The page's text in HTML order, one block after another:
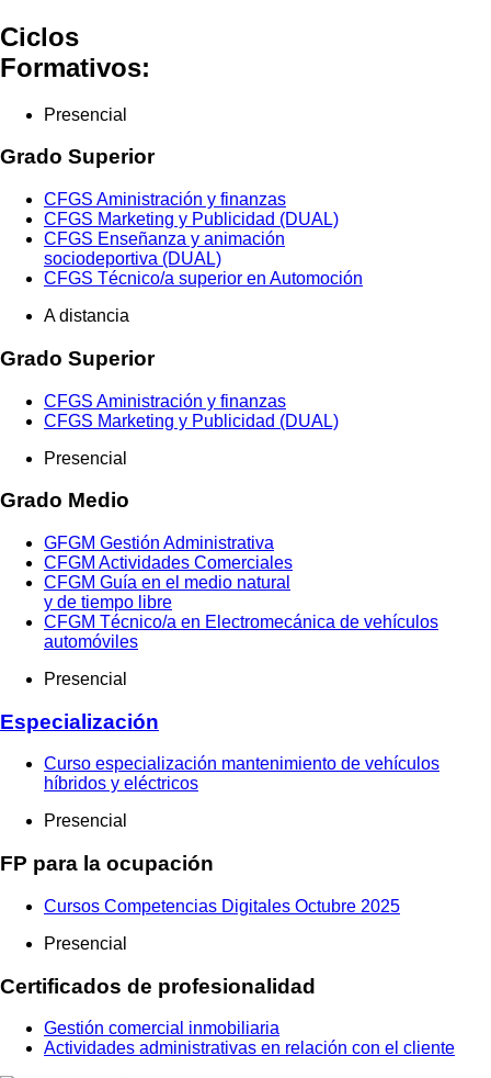
Ciclos
Formativos:
Presencial
Grado Superior
CFGS Aministración y finanzas
CFGS Marketing y Publicidad (DUAL)
CFGS Enseñanza y animación
sociodeportiva (DUAL)
CFGS Técnico/a superior en Automoción
A distancia
Grado Superior
CFGS Aministración y finanzas
CFGS Marketing y Publicidad (DUAL)
Presencial
Grado Medio
GFGM Gestión Administrativa
CFGM Actividades Comerciales
CFGM Guía en el medio natural
y de tiempo libre
CFGM Técnico/a en Electromecánica de vehículos
automóviles
Presencial
Especialización
Curso especialización mantenimiento de vehículos
híbridos y eléctricos
Presencial
FP para la ocupación
Cursos Competencias Digitales Octubre 2025
Presencial
Certificados de profesionalidad
Gestión comercial inmobiliaria
Actividades administrativas en relación con el cliente